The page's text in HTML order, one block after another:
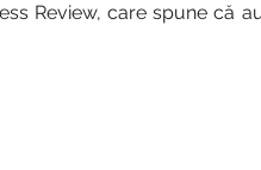
Review, care spune că